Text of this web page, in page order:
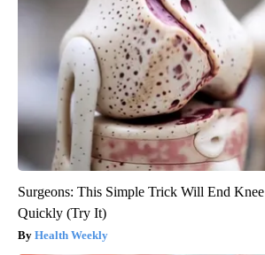
Surgeons: This Simple Trick Will End
Quickly (Try It)
Health Weekly